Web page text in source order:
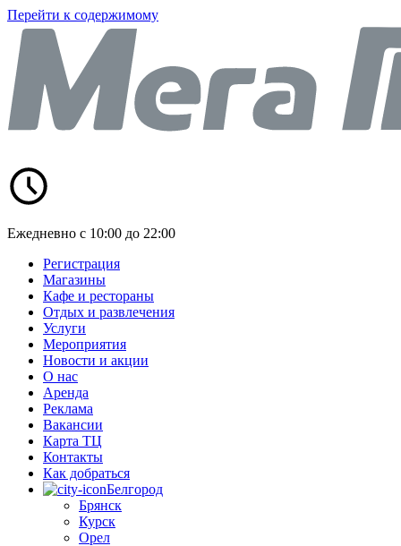
Перейти к содержимому
Ежедневно с 10:00 до 22:00
Регистрация
Магазины
Кафе и рестораны
Отдых и развлечения
Услуги
Мероприятия
Новости и акции
О нас
Аренда
Реклама
Вакансии
Карта ТЦ
Контакты
Как добраться
Белгород
Брянск
Курск
Орел